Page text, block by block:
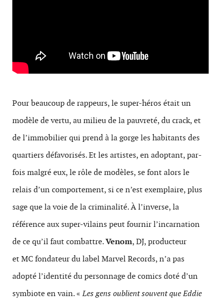
Pour beau­coup de rappeurs, le super-héros était un
mod­èle de vertu, au milieu de la pauvreté, du crack, et
de l’immobilier qui prend à la gorge les habi­tants des
quartiers défavorisés. Et les artistes, en adop­tant, par­
fois malgré eux, le rôle de mod­èles, se font alors le
relais d’un com­porte­ment, si ce n’est exem­plaire, plus
sage que la voie de la criminal­ité. À l’inverse, la
référence aux super-vilains peut fournir l’incarnation
de ce qu’il faut com­bat­tre.Venom, DJ, pro­duc­teur
et MC fon­da­teur du label Mar­vel Records, n’a pas
adopté l’identité du per­son­nage de comics doté d’un
sym­biote en vain. «Les gens oublient souvent que Eddie